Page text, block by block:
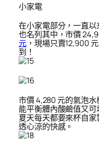
小家電
在小家電部分，一直以
也名列其中，市價
元，現場只賣12,900
到！
市價 4,280 元的氣泡
能平衡體內酸鹼值又
夏天每天都要來杯自
透心涼的快感。